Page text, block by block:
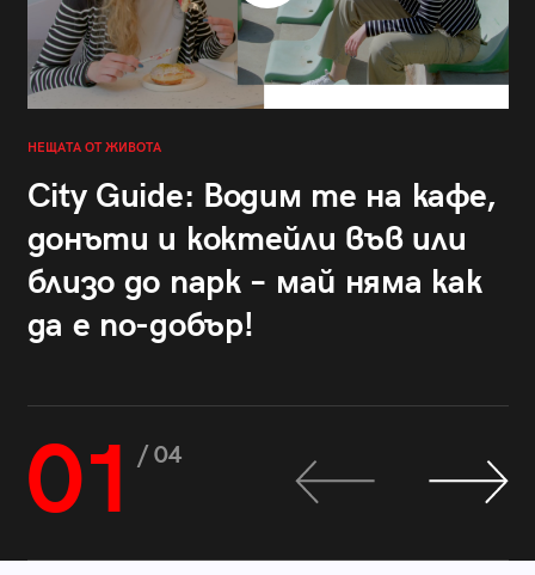
НЕЩАТА ОТ ЖИВОТА
City Guide: Водим те на кафе,
донъти и коктейли във или
близо до парк – май няма как
да е по-добър!
01 / 04